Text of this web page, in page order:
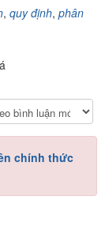
, quy định, phân
chính thức